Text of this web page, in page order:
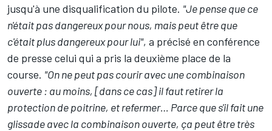
jusqu'à une disqualification du pilote. "Je pense que ce
n'était pas dangereux pour nous, mais peut être que
c'était plus dangereux pour lui", a précisé en conférence
de presse celui qui a pris la deuxième place de la
course. "On ne peut pas courir avec une combinaison
ouverte : au moins, [dans ce cas] il faut retirer la
protection de poitrine, et refermer… Parce que s'il fait une
glissade avec la combinaison ouverte, ça peut être très